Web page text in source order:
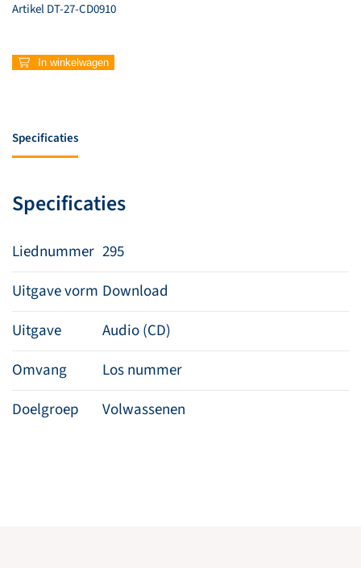
ArtikelDT-27-CD0910
295
aan
God
hoge
aantal
In winkelwagen
Specificaties
Specificaties
Liednummer 295
Uitgave vorm Download
Uitgave
Audio (CD)
Omvang
Los nummer
Doelgroep
Volwassenen